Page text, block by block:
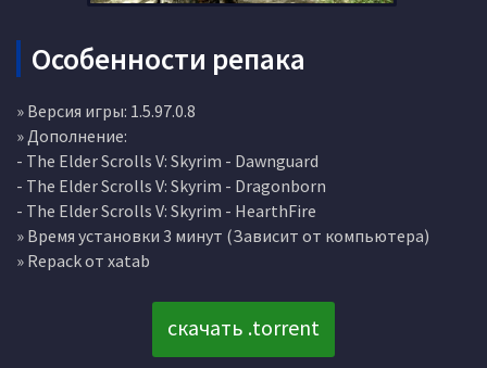
Особенности репака
» Версия игры: 1.5.97.0.8
» Дополнение:
- The Elder Scrolls V: Skyrim - Dawnguard
- The Elder Scrolls V: Skyrim - Dragonborn
- The Elder Scrolls V: Skyrim - HearthFire
» Время установки 3 минут (Зависит от компьютера)
» Repack от xatab
скачать .torrent